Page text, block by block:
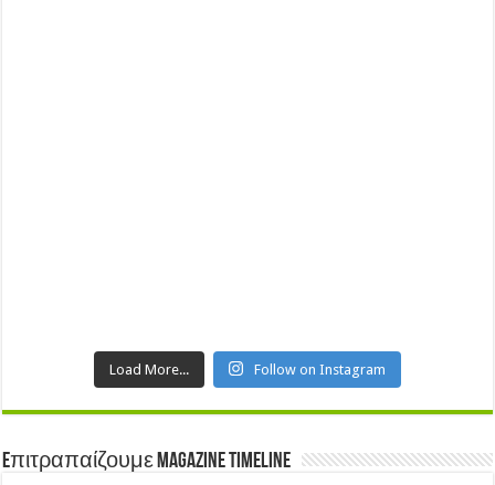
Load More... Follow on Instagram
Eπιτραπαίζουμε Magazine Timeline